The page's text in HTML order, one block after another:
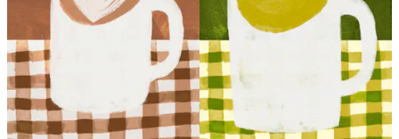
hangulatot adnak az otthonodhoz.